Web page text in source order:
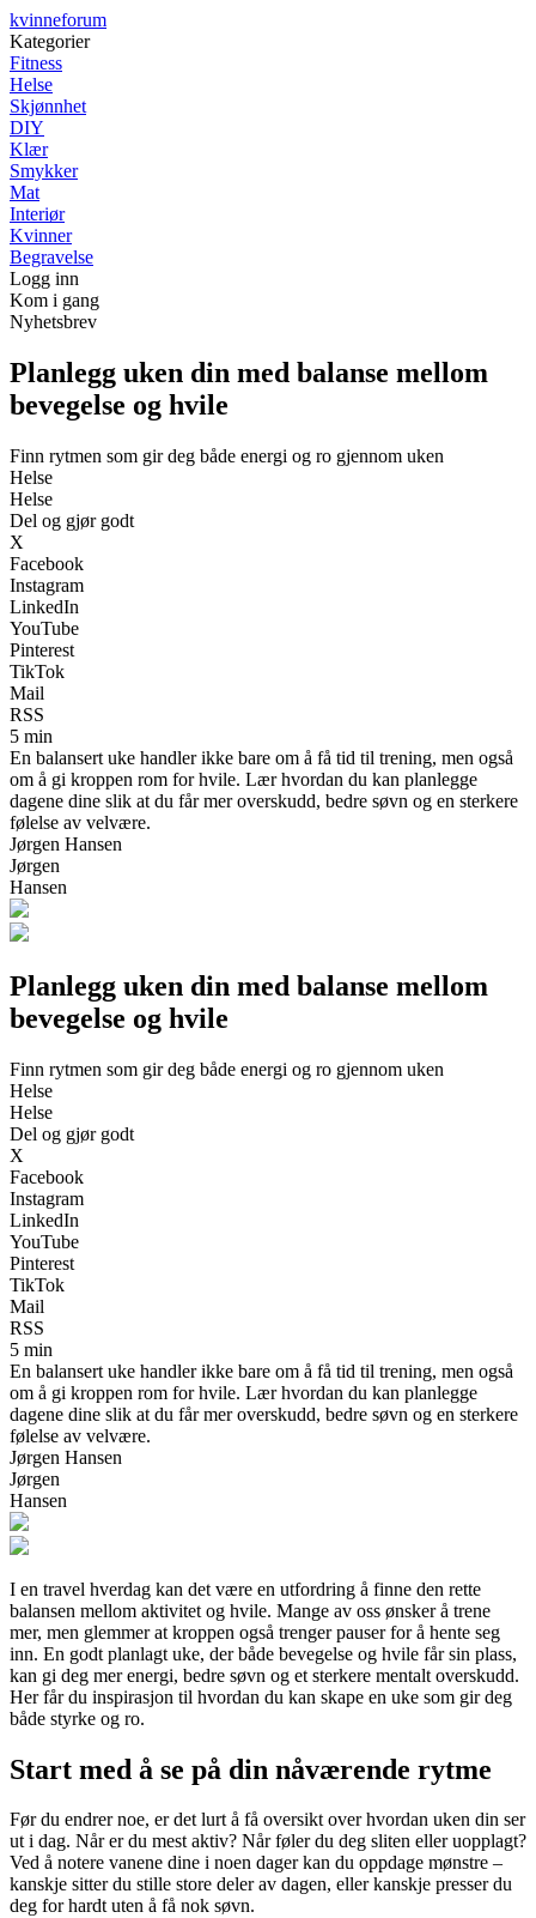
kvinneforum
Kategorier
Fitness
Helse
Skjønnhet
DIY
Klær
Smykker
Mat
Interiør
Kvinner
Begravelse
Logg inn
Kom i gang
Nyhetsbrev
Planlegg uken din med balanse mellom
bevegelse og hvile
Finn rytmen som gir deg både energi og ro gjennom uken
Helse
Helse
Del og gjør godt
X
Facebook
Instagram
LinkedIn
YouTube
Pinterest
TikTok
Mail
RSS
5 min
En balansert uke handler ikke bare om å få tid til trening, men også
om å gi kroppen rom for hvile. Lær hvordan du kan planlegge
dagene dine slik at du får mer overskudd, bedre søvn og en sterkere
følelse av velvære.
Jørgen Hansen
Jørgen
Hansen
Planlegg uken din med balanse mellom
bevegelse og hvile
Finn rytmen som gir deg både energi og ro gjennom uken
Helse
Helse
Del og gjør godt
X
Facebook
Instagram
LinkedIn
YouTube
Pinterest
TikTok
Mail
RSS
5 min
En balansert uke handler ikke bare om å få tid til trening, men også
om å gi kroppen rom for hvile. Lær hvordan du kan planlegge
dagene dine slik at du får mer overskudd, bedre søvn og en sterkere
følelse av velvære.
Jørgen Hansen
Jørgen
Hansen
I en travel hverdag kan det være en utfordring å finne den rette
balansen mellom aktivitet og hvile. Mange av oss ønsker å trene
mer, men glemmer at kroppen også trenger pauser for å hente seg
inn. En godt planlagt uke, der både bevegelse og hvile får sin plass,
kan gi deg mer energi, bedre søvn og et sterkere mentalt overskudd.
Her får du inspirasjon til hvordan du kan skape en uke som gir deg
både styrke og ro.
Start med å se på din nåværende rytme
Før du endrer noe, er det lurt å få oversikt over hvordan uken din ser
ut i dag. Når er du mest aktiv? Når føler du deg sliten eller uopplagt?
Ved å notere vanene dine i noen dager kan du oppdage mønstre –
kanskje sitter du stille store deler av dagen, eller kanskje presser du
deg for hardt uten å få nok søvn.